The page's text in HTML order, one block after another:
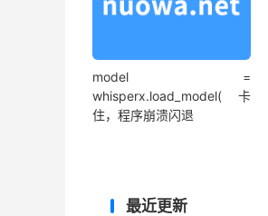
model =
whisperx.load_model(卡
住，程序崩溃闪退
最近更新